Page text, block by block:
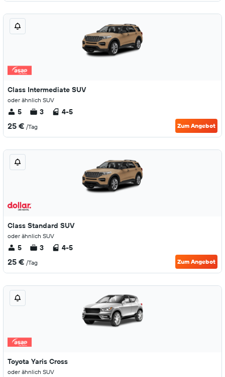
Class Intermediate SUV
oder ähnlich SUV
5 3 4-5
25 € /Tag Zum Angebot
Class Standard SUV
oder ähnlich SUV
5 3 4-5
25 € /Tag Zum Angebot
Toyota Yaris Cross
oder ähnlich SUV